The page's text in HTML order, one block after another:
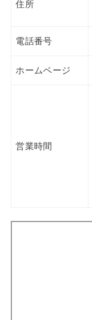
住所
電話番号
ホームページ
営業時間